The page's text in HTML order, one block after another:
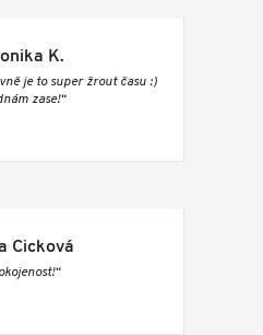
K.
je to super žrout času :)
zase!“
Cicková